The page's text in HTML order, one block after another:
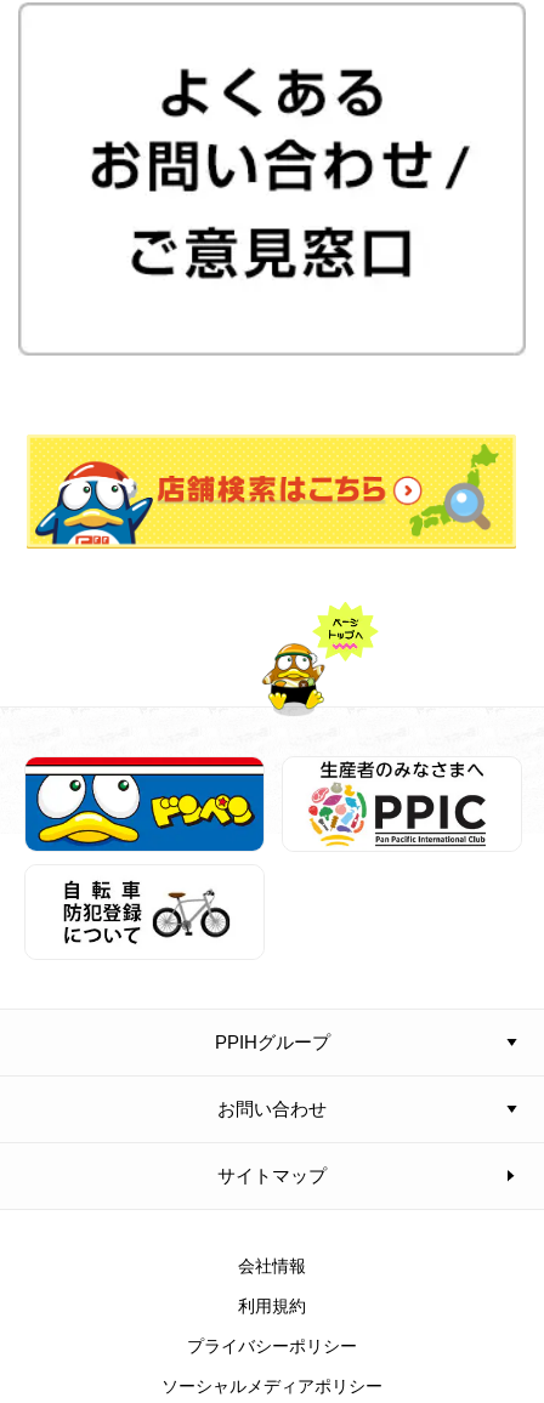
PPIHグループ
お問い合わせ
サイトマップ
会社情報
利用規約
プライバシーポリシー
ソーシャルメディアポリシー